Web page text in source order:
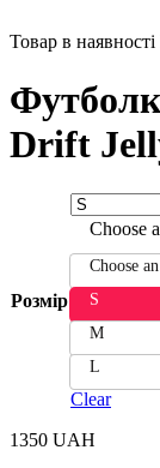
Товар в наявності
Drift
Розмір
Choose
Choose
S
M
L
Clear
1350 UAH